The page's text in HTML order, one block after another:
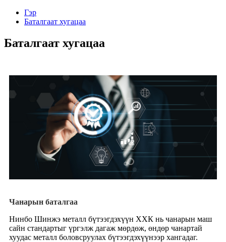
Гэр
Баталгаат хугацаа
Баталгаат хугацаа
Чанарын баталгаа
Нинбо Шинжэ металл бүтээгдэхүүн ХХК нь чанарын маш
сайн стандартыг үргэлж дагаж мөрдөж, өндөр чанартай
хуудас металл боловсруулах бүтээгдэхүүнээр хангадаг.